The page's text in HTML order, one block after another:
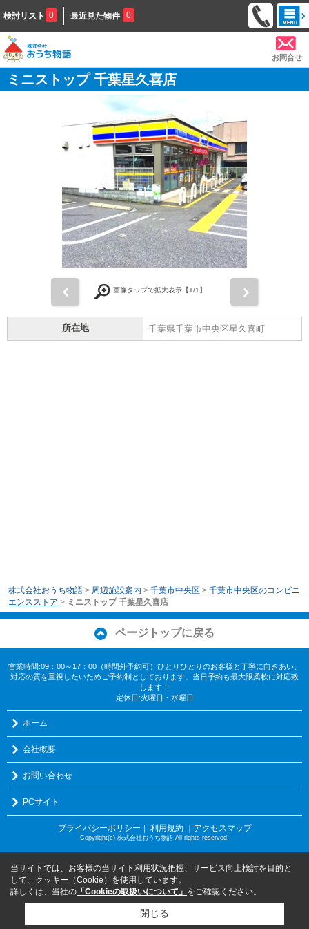
検討リスト 0 最近見た物件 0
お問合せ
ミニストップ 千葉星久喜店
画像タップで拡大表示【1/1】
所在地 千葉県千葉市中央区星久喜町
株式会社おうち物語 > 周辺施設案内 > 千葉市中央区 > 千葉市中央区のコンビニ
エンスストア > ミニストップ 千葉星久喜店
ページトップに戻る
営業時間:09：00～17：00（時間外予約可）ひとりひとりのお客様と丁寧に向きあい、
対応の質を重視したいためご予約制としております。当日予約も最大限柔軟に対応致
します！
定休日:火曜日・水曜日
ホーム
会社概要
お問い合わせ
PCサイト
プライバシーポリシー ｜ 利用規約 ｜アクセスマップ
Copyright(c) 株式会社おうち物語 All rights reserved.
当サイトでは、お客様の当サイト利用状況把握、サービス向上検討を目的と
して、クッキー（Cookie）を使用しています。
詳しくは、当社の 「Cookieの取扱いについて」 をご確認ください。
閉じる